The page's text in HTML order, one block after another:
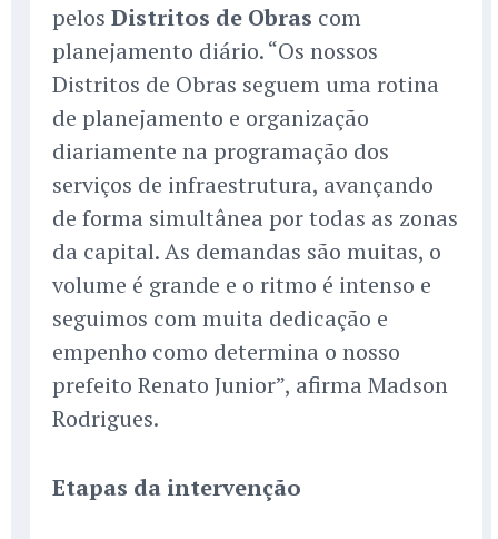
pelos Distritos de Obras com
planejamento diário. “Os nossos
Distritos de Obras seguem uma rotina
de planejamento e organização
diariamente na programação dos
serviços de infraestrutura, avançando
de forma simultânea por todas as zonas
da capital. As demandas são muitas, o
volume é grande e o ritmo é intenso e
seguimos com muita dedicação e
empenho como determina o nosso
prefeito Renato Junior”, afirma Madson
Rodrigues.
Etapas da intervenção